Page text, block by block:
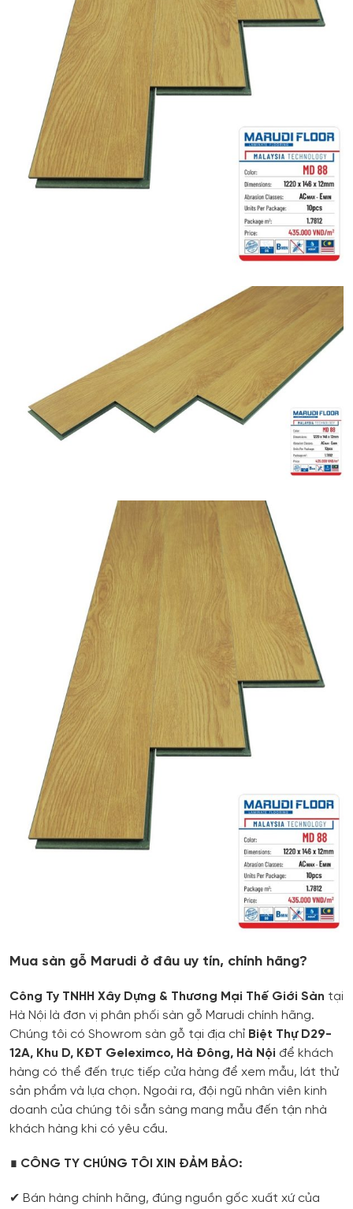
Mua sàn gỗ Marudi ở đâu uy tín, chính hãng?
Công Ty TNHH Xây Dựng & Thương Mại Thế Giới Sàn tại
Hà Nội là đơn vị phân phối sàn gỗ Marudi chính hãng.
Chúng tôi có Showrom sàn gỗ tại địa chỉ Biệt Thự D29-
12A, Khu D, KĐT Geleximco, Hà Đông, Hà Nội để khách
hàng có thể đến trực tiếp cửa hàng để xem mẫu, lát thử
sản phẩm và lựa chọn. Ngoài ra, đội ngũ nhân viên kinh
doanh của chúng tôi sẵn sàng mang mẫu đến tận nhà
khách hàng khi có yêu cầu.
∎ CÔNG TY CHÚNG TÔI XIN ĐẢM BẢO:
✔ Bán hàng chính hãng, đúng nguồn gốc xuất xứ của